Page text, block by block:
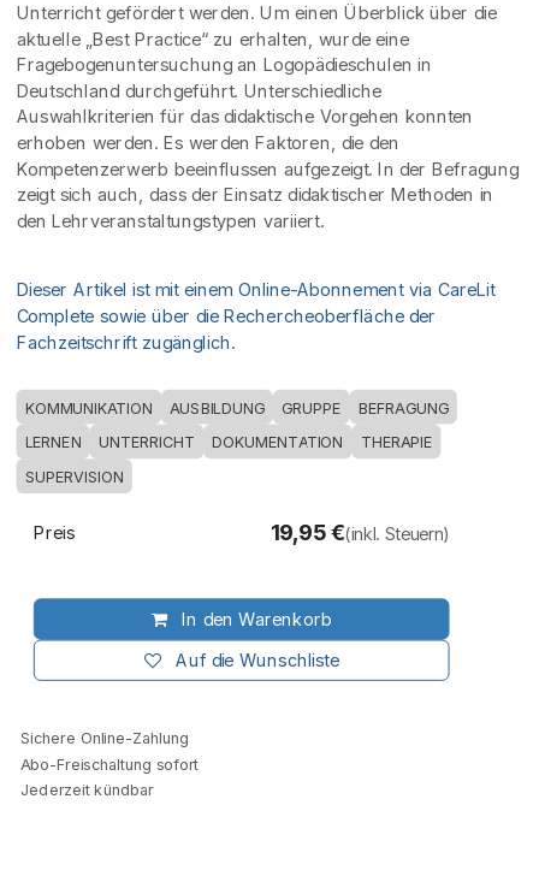
Unterricht gefördert werden. Um einen Überblick über die
aktuelle „Best Practice“ zu erhalten, wurde eine
Fragebogenuntersuchung an Logopädieschulen in
Deutschland durchgeführt. Unterschiedliche
Auswahlkriterien für das didaktische Vorgehen konnten
erhoben werden. Es werden Faktoren, die den
Kompetenzerwerb beeinflussen aufgezeigt. In der Befragung
zeigt sich auch, dass der Einsatz didaktischer Methoden in
den Lehrveranstaltungstypen variiert.
Dieser Artikel ist mit einem Online-Abonnement via CareLit
Complete sowie über die Rechercheoberfläche der
Fachzeitschrift zugänglich.
KOMMUNIKATION AUSBILDUNG GRUPPE
BEFRAGUNG
LERNEN
UNTERRICHT DOKUMENTATION THERAPIE
SUPERVISION
In den Warenkorb
Auf die Wunschliste
Preis 19,95€(inkl. Steuern)
Sichere Online-Zahlung
Abo-Freischaltung sofort
Jederzeit kündbar